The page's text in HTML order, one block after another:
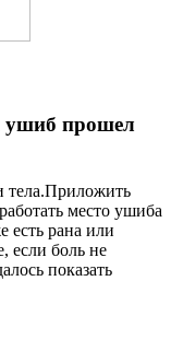
ушиб прошел
тела.Приложить
место ушиба
есть рана или
если боль не
показать